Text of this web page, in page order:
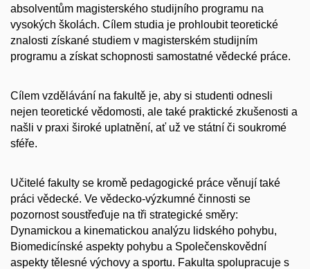
absolventům magisterského studijního programu na
vysokých školách. Cílem studia je prohloubit teoretické
znalosti získané studiem v magisterském studijním
programu a získat schopnosti samostatné vědecké práce.
Cílem vzdělávání na fakultě je, aby si studenti odnesli
nejen teoretické vědomosti, ale také praktické zkušenosti a
našli v praxi široké uplatnění, ať už ve státní či soukromé
sféře.
Učitelé fakulty se kromě pedagogické práce věnují také
práci vědecké. Ve vědecko-výzkumné činnosti se
pozornost soustřeďuje na tři strategické směry:
Dynamickou a kinematickou analýzu lidského pohybu,
Biomedicínské aspekty pohybu a Společenskovědní
aspekty tělesné výchovy a sportu. Fakulta spolupracuje s